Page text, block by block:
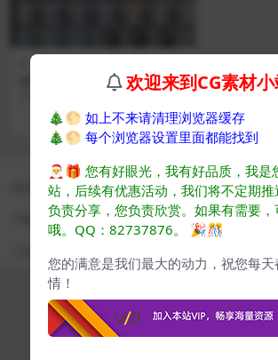
3d材质库
SIGERSHADERS XS Material
Presets Studio v6.10
SIGERSHADERS XS Material Pres
ets Studio ...
535
CG素材 - CG爱好者学习成长平台
站内教程资源均来自公开网络收集转发而来，若侵犯了
知我们，我们会及时删除，给您带来的不便，
下载用户仅供学习交流，若使用商业用途，请购买正版
果将由下载用户自行承担
欢迎来到CG素材
🎄🌕 如上不来请清理浏览器缓存
🎄🌕 每个浏览器设置里面都能找到
🎅🎁 您有好眼光，我有好品质，我是
站，后续有优惠活动，我们将不定期
负责分享，您负责欣赏。如果有需要
哦。QQ：82737876。
🎉🎊
您的满意是我们最大的动力，祝您每
情！